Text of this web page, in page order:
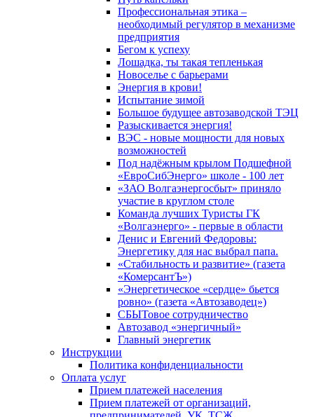
Профессиональная этика –
необходимый регулятор в механизме
предприятия
Бегом к успеху
Лошадка, ты такая тепленькая
Новоселье с барьерами
Энергия в крови!
Испытание зимой
Большое будущее автозаводской ТЭЦ
Разыскивается энергия!
ВЭС - новые мощности для новых
возможностей
Под надёжным крылом Подшефной
«ЕвроСибЭнерго» школе - 100 лет
«ЗАО Волгаэнергосбыт» приняло
участие в круглом столе
Команда лучших Туристы ГК
«Волгаэнерго» - первые в области
Денис и Евгений Федоровы:
Энергетику для нас выбрал папа.
«Стабильность и развитие» (газета
«КомерсантЪ»)
«Энергетическое «сердце» бьется
ровно» (газета «Автозаводец»)
СБЫТовое сотрудничество
Автозавод «энергичный»
Главный энергетик
Инструкции
Политика конфиденциальности
Оплата услуг
Прием платежей населения
Прием платежей от организаций,